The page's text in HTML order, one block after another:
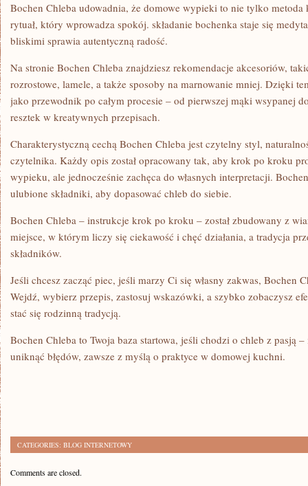
Bochen Chleba udowadnia, że domowe wypieki to nie tylko
rytuał, który wprowadza spokój. składanie bochenka staje się
bliskimi sprawia autentyczną radość.
Na stronie Bochen Chleba znajdziesz rekomendacje akcesoriów,
rozrostowe, lamele, a także sposoby na marnowanie mniej. Dzięki
jako przewodnik po całym procesie – od pierwszej mąki wsypanej
resztek w kreatywnych przepisach.
Charakterystyczną cechą Bochen Chleba jest czytelny styl,
czytelnika. Każdy opis został opracowany tak, aby krok po kroku
wypieku, ale jednocześnie zachęca do własnych interpretacji.
ulubione składniki, aby dopasować chleb do siebie.
Bochen Chleba – instrukcje krok po kroku – został zbudowany z
miejsce, w którym liczy się ciekawość i chęć działania, a tradycja
składników.
Jeśli chcesz zacząć piec, jeśli marzy Ci się własny zakwas, Bochen
Wejdź, wybierz przepis, zastosuj wskazówki, a szybko zobaczysz
stać się rodzinną tradycją.
Bochen Chleba to Twoja baza startowa, jeśli chodzi o chleb z pasją
uniknąć błędów, zawsze z myślą o praktyce w domowej kuchni.
CATEGORIES: BLOG INTERNETOWY
Comments are closed.